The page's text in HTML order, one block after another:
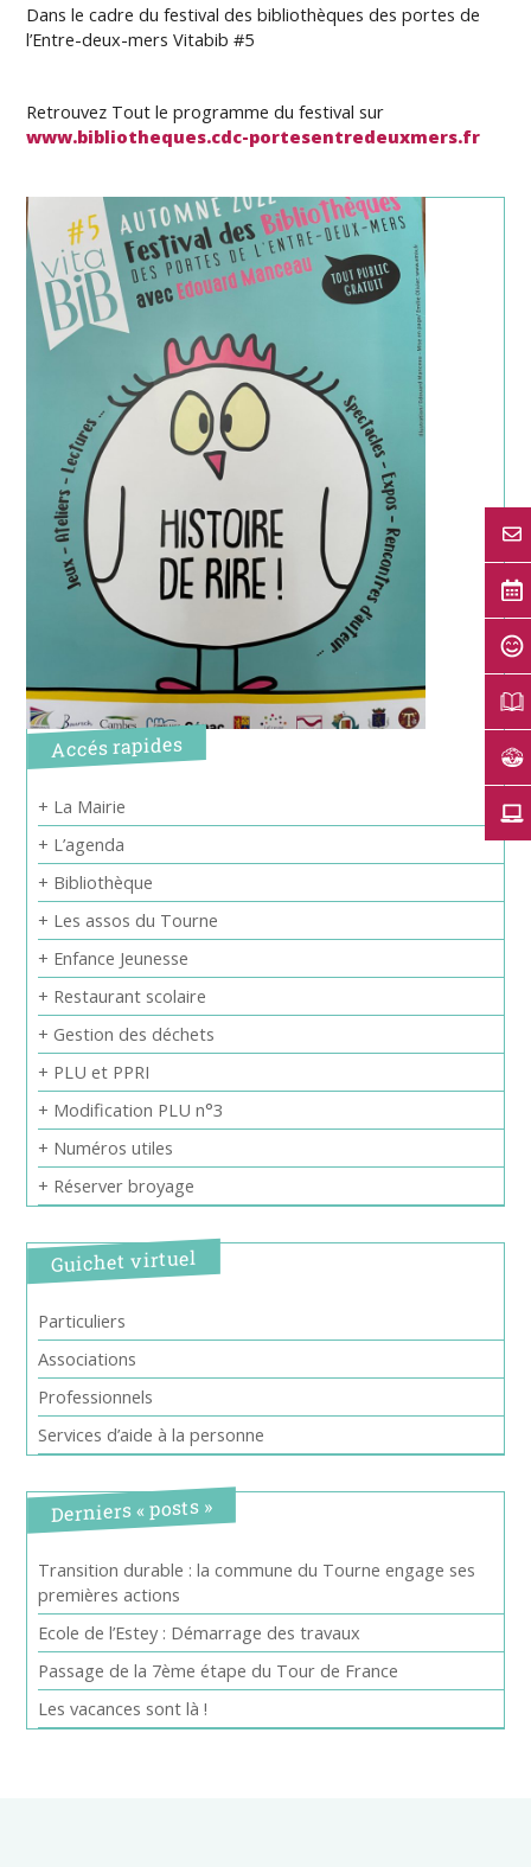
Dans le cadre du festival des bibliothèques des portes de
l’Entre-deux-mers Vitabib #5
Retrouvez Tout le programme du festival sur
www.bibliotheques.cdc-portesentredeuxmers.fr
Accés rapides
+ La Mairie
+ L’agenda
+ Bibliothèque
+ Les assos du Tourne
+ Enfance Jeunesse
+ Restaurant scolaire
+ Gestion des déchets
+ PLU et PPRI
+ Modification PLU n°3
+ Numéros utiles
+ Réserver broyage
Guichet virtuel
Particuliers
Associations
Professionnels
Services d’aide à la personne
Derniers « posts »
Transition durable : la commune du Tourne engage ses
premières actions
Ecole de l’Estey : Démarrage des travaux
Passage de la 7ème étape du Tour de France
Les vacances sont là !